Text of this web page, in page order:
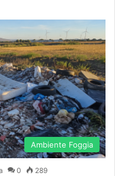
Ambiente Foggia
0 289